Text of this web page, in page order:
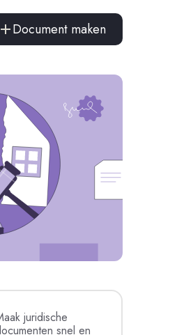
Document maken
juridische
snel en